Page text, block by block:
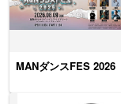
MANダンスFES 2026